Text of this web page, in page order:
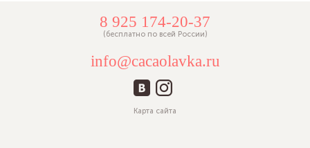
8 925 174-20-37
(бесплатно по всей России)
info@cacaolavka.ru
Карта сайта